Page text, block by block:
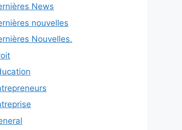
News
nouvelles
Nouvelles.